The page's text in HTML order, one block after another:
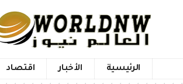
الرئيسية الأخبار اقتصاد